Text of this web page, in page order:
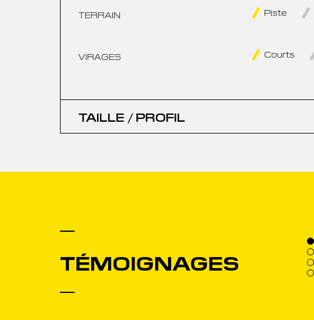
TERRAIN Piste
VIRAGES Courts
TAILLE / PROFIL
TÉMOIGNAGES
aimé le mordant, la stabilité et la rigidité de ce ski.